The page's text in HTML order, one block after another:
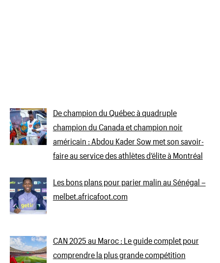
De champion du Québec à quadruple
champion du Canada et champion noir
américain : Abdou Kader Sow met son savoir-
faire au service des athlètes d’élite à Montréal
Les bons plans pour parier malin au Sénégal –
melbet.africafoot.com
CAN 2025 au Maroc : Le guide complet pour
comprendre la plus grande compétition